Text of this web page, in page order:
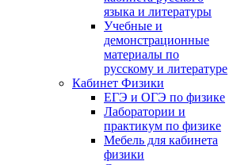
языка и литературы
Учебные и
демонстрационные
материалы по
русскому и литературе
Кабинет Физики
ЕГЭ и ОГЭ по физике
Лаборатории и
практикум по физике
Мебель для кабинета
физики